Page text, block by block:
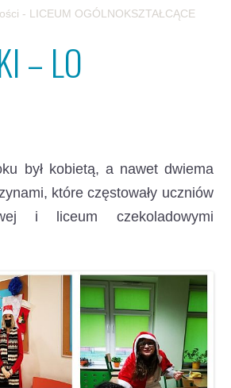
- LICEUM OGÓLNOKSZTAŁCĄCE
– LO
był kobietą, a nawet dwiema
które częstowały uczniów
i liceum czekoladowymi